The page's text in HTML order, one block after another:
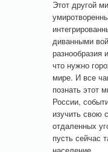
Этот другой
диванными
разнообразия
что нужно
мире. И все
познать этот
России,
изучить свою
отдаленных
пусть сейчас